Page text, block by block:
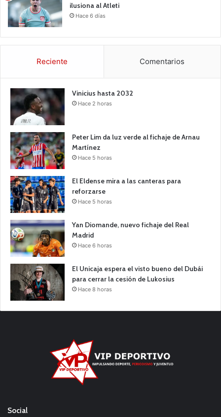
ilusiona al Atleti
Hace 6 días
Reciente Comentarios
Vinicius hasta 2032
Hace 2 horas
Peter Lim da luz verde al fichaje de Arnau
Martínez
Hace 5 horas
El Eldense mira a las canteras para
reforzarse
Hace 5 horas
Yan Diomande, nuevo fichaje del Real
Madrid
Hace 6 horas
El Unicaja espera el visto bueno del Dubái
para cerrar la cesión de Lukosius
Hace 8 horas
Social